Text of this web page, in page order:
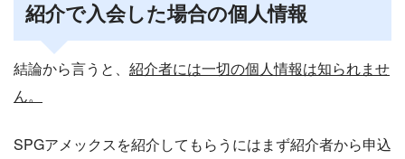
紹介で入会した場合の個人情報
結論から言うと、 紹介者には一切の個人情報は知られませ
ん。
SPGアメックスを紹介してもらうにはまず紹介者から申込